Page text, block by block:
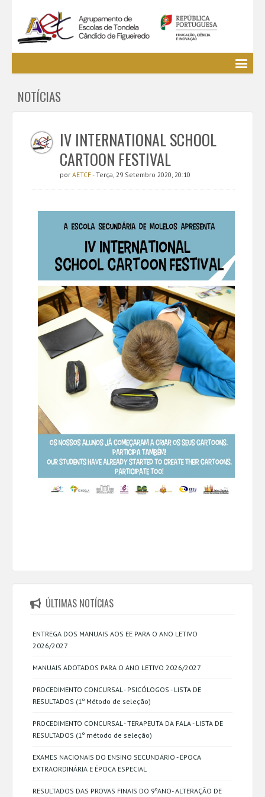
EE / Alunos
Cursos Profissionais
Bibliotecas
Media AETCF
Legislação
NOTÍCIAS
IV INTERNATIONAL SCHOOL
CARTOON FESTIVAL
por AETCF- Terça, 29 Setembro 2020, 20:10
ÚLTIMAS NOTÍCIAS
ENTREGA DOS MANUAIS AOS EE PARA O ANO LETIVO
2026/2027
MANUAIS ADOTADOS PARA O ANO LETIVO 2026/2027
PROCEDIMENTO CONCURSAL - PSICÓLOGOS - LISTA DE
RESULTADOS (1º Método de seleção)
PROCEDIMENTO CONCURSAL - TERAPEUTA DA FALA - LISTA DE
RESULTADOS (1º método de seleção)
EXAMES NACIONAIS DO ENSINO SECUNDÁRIO - ÉPOCA
EXTRAORDINÁRIA E ÉPOCA ESPECIAL
RESULTADOS DAS PROVAS FINAIS DO 9ºANO- ALTERAÇÃO DE